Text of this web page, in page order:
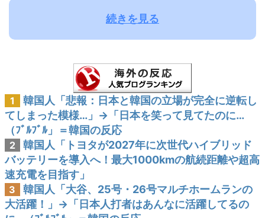
続きを見る
1
韓国人「悲報：日本と韓国の立場が完全に逆転し
てしまった模様…」→「日本を笑って見てたのに…
（ﾌﾞﾙﾌﾞﾙ」＝韓国の反応
2
韓国人「トヨタが2027年に次世代ハイブリッド
バッテリーを導入へ！最大1000kmの航続距離や超高
速充電を目指す」
3
韓国人「大谷、25号・26号マルチホームランの
大活躍！」→「日本人打者はあんなに活躍してるの